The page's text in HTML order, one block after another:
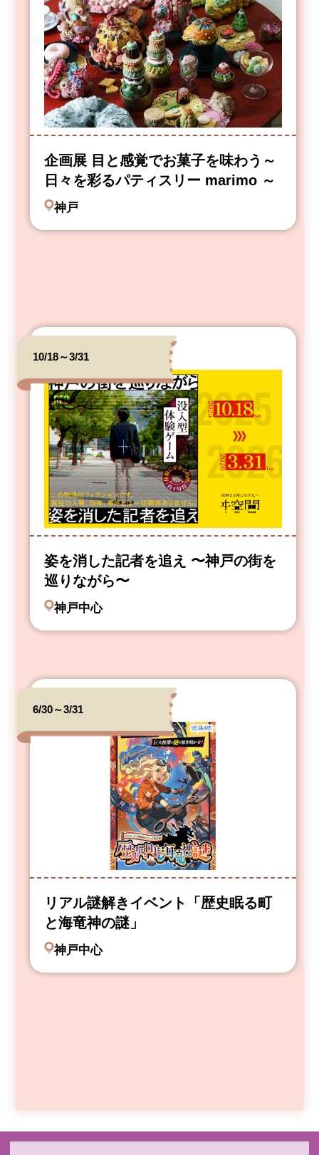
企画展 目と感覚でお菓子を味わう～
日々を彩るパティスリー marimo ～
神戸
10/18～3/31
姿を消した記者を追え 〜神戸の街を
巡りながら〜
神戸中心
6/30～3/31
リアル謎解きイベント「歴史眠る町
と海竜神の謎」
神戸中心